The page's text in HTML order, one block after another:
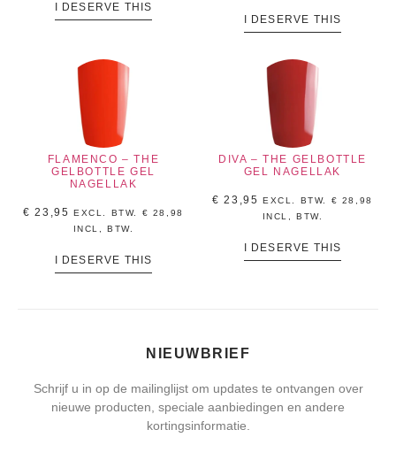
I DESERVE THIS
I DESERVE THIS
FLAMENCO – THE
GELBOTTLE GEL
NAGELLAK
€ 23,95 EXCL. BTW. € 28,98
INCL, BTW.
I DESERVE THIS
DIVA – THE GELBOTTLE
GEL NAGELLAK
€ 23,95 EXCL. BTW. € 28,98
INCL, BTW.
I DESERVE THIS
NIEUWBRIEF
Schrijf u in op de mailinglijst om updates te ontvangen over
nieuwe producten, speciale aanbiedingen en andere
kortingsinformatie.